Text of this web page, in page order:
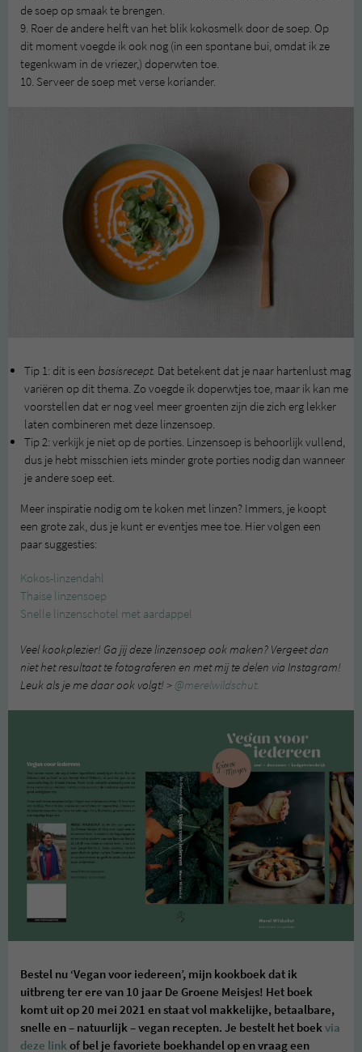
de soep op smaak te brengen.
9. Roer de andere helft van het blik kokosmelk door de soep. Op
dit moment voegde ik ook nog (in een spontane bui, omdat ik ze
tegenkwam in de vriezer,) doperwten toe.
10. Serveer de soep met verse koriander.
Tip 1: dit is een basisrecept. Dat betekent dat je naar hartenlust mag
variëren op dit thema. Zo voegde ik doperwtjes toe, maar ik kan me
voorstellen dat er nog veel meer groenten zijn die zich erg lekker
laten combineren met deze linzensoep.
Tip 2: verkijk je niet op de porties. Linzensoep is behoorlijk vullend,
dus je hebt misschien iets minder grote porties nodig dan wanneer
je andere soep eet.
Meer inspiratie nodig om te koken met linzen? Immers, je koopt
een grote zak, dus je kunt er eventjes mee toe. Hier volgen een
paar suggesties:
Kokos-linzendahl
Thaise linzensoep
Snelle linzenschotel met aardappel
Veel kookplezier! Ga jij deze linzensoep ook maken? Vergeet dan
niet het resultaat te fotograferen en met mij te delen via Instagram!
Leuk als je me daar ook volgt! > @merelwildschut.
Bestel nu ‘Vegan voor iedereen’, mijn kookboek dat ik
uitbreng ter ere van 10 jaar De Groene Meisjes! Het boek
komt uit op 20 mei 2021 en staat vol makkelijke, betaalbare,
snelle en – natuurlijk – vegan recepten. Je bestelt het boekvia
deze link of bel je favoriete boekhandel op en vraag een